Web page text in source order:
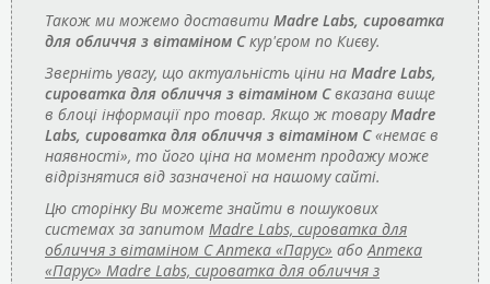
Також ми можемо доставити Madre Labs, сироватка
для обличчя з вітаміном Cкур'єром по Києву.
Зверніть увагу, що актуальність ціни на Madre Labs,
сироватка для обличчя з вітаміном Cвказана вище
в блоці інформації про товар. Якщо ж товаруMadre
Labs, сироватка для обличчя з вітаміном C«немає в
наявності», то його ціна на момент продажу може
відрізнятися від зазначеної на нашому сайті.
Цю сторінку Ви можете знайти в пошукових
системах за запитом Madre Labs, сироватка для
обличчя з вітаміном C Аптека «Парус» абоАптека
«Парус» Madre Labs, сироватка для обличчя з